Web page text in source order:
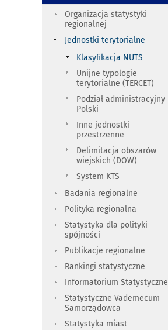
Organizacja statystyki
regionalnej
Jednostki terytorialne
Klasyfikacja NUTS
Unijne typologie
terytorialne (TERCET)
Podział administracyjny
Polski
Inne jednostki
przestrzenne
Delimitacja obszarów
wiejskich (DOW)
System KTS
Badania regionalne
Polityka regionalna
Statystyka dla polityki
spójności
Publikacje regionalne
Rankingi statystyczne
Informatorium Statystyczne
Statystyczne Vademecum
Samorządowca
Statystyka miast